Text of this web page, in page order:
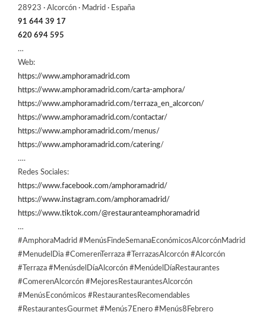
28923 · Alcorcón · Madrid · España
91 644 39 17
620 694 595
…
Web:
https://www.amphoramadrid.com
https://www.amphoramadrid.com/carta-amphora/
https://www.amphoramadrid.com/terraza_en_alcorcon/
https://www.amphoramadrid.com/contactar/
https://www.amphoramadrid.com/menus/
https://www.amphoramadrid.com/catering/
….
Redes Sociales:
https://www.facebook.com/amphoramadrid/
https://www.instagram.com/amphoramadrid/
https://www.tiktok.com/@restauranteamphoramadrid
…
#AmphoraMadrid #MenúsFindeSemanaEconómicosAlcorcónMadrid
#MenudelDia #ComerenTerraza #TerrazasAlcorcón #Alcorcón
#Terraza #MenúsdelDíaAlcorcón #MenúdelDíaRestaurantes
#ComerenAlcorcón #MejoresRestaurantesAlcorcón
#MenúsEconómicos #RestaurantesRecomendables
#RestaurantesGourmet #Menús7Enero #Menús8Febrero